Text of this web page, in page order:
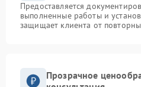
Предоставляется
выполненные работы и
защищает клиента от
Прозрачное